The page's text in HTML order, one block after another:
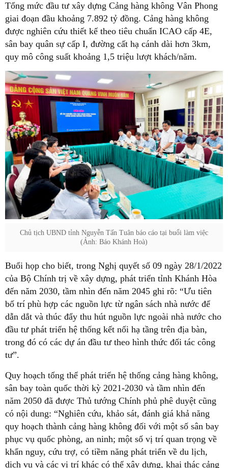
Tổng mức đầu tư xây dựng Cảng hàng không Vân Phong
giai đoạn đầu khoảng 7.892 tỷ đồng. Cảng hàng không
được nghiên cứu thiết kế theo tiêu chuẩn ICAO cấp 4E,
sân bay quân sự cấp I, đường cất hạ cánh dài hơn 3km,
quy mô công suất khoảng 1,5 triệu lượt khách/năm.
Chủ tịch UBND tỉnh Nguyễn Tấn Tuân báo cáo tại buổi làm việc
(Ảnh: Báo Khánh Hoà)
Buổi họp cho biết, trong Nghị quyết số 09 ngày 28/1/2022
của Bộ Chính trị về xây dựng, phát triển tỉnh Khánh Hòa
đến năm 2030, tầm nhìn đến năm 2045 ghi rõ: “Ưu tiên
bố trí phù hợp các nguồn lực từ ngân sách nhà nước để
dẫn dắt và thúc đẩy thu hút nguồn lực ngoài nhà nước cho
đầu tư phát triển hệ thống kết nối hạ tầng trên địa bàn,
trong đó có các dự án đầu tư theo hình thức đối tác công
tư”.
Quy hoạch tổng thể phát triển hệ thống cảng hàng không,
sân bay toàn quốc thời kỳ 2021-2030 và tầm nhìn đến
năm 2050 đã được Thủ tướng Chính phủ phê duyệt cũng
có nội dung: “Nghiên cứu, khảo sát, đánh giá khả năng
quy hoạch thành cảng hàng không đối với một số sân bay
phục vụ quốc phòng, an ninh; một số vị trí quan trọng về
khẩn nguy, cứu trợ, có tiềm năng phát triển về du lịch,
dịch vụ và các vị trí khác có thể xây dựng, khai thác cảng